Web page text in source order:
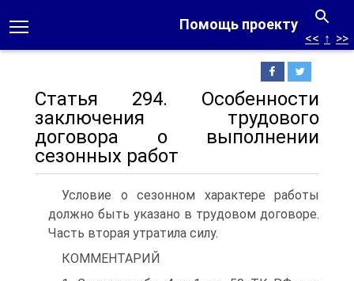
Помощь проекту
<< ↑ >>
Статья 294. Особенности
заключения трудового
договора о выполнении
сезонных работ
Условие о сезонном характере работы
должно быть указано в трудовом договоре.
Часть вторая утратила силу.
КОММЕНТАРИЙ